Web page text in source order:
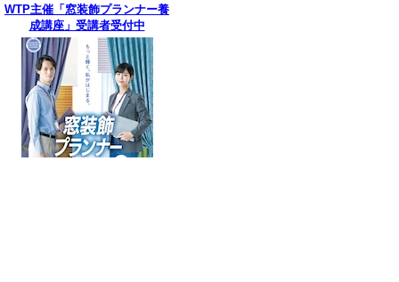
WTP主催「窓装飾プランナー養
成講座」受講者受付中